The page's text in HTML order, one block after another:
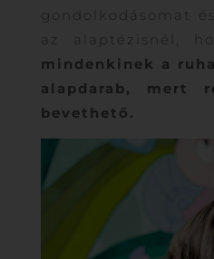
gondolkodásomat
az alaptézisnél,
mindenkinek a
alapdarab, mert
bevethető.